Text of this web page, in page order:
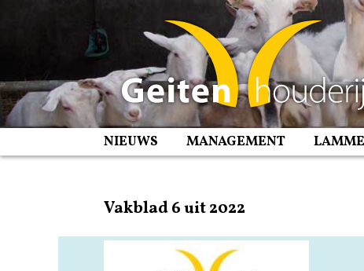
NIEUWS MANAGEMENT
Vakblad 6 uit 2022